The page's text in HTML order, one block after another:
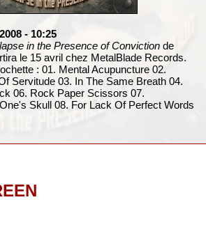
- 10:25
in the Presence of Convictionde
le 15 avril chez MetalBlade Records.
: 01. Mental Acupuncture 02.
Servitude 03. In The Same Breath 04.
06. Rock Paper Scissors 07.
Skull 08. For Lack Of Perfect Words